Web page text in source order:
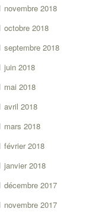
novembre 2018
octobre 2018
septembre 2018
juin 2018
mai 2018
avril 2018
mars 2018
février 2018
janvier 2018
décembre 2017
novembre 2017